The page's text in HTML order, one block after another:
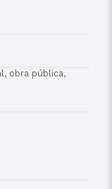
obra pública,